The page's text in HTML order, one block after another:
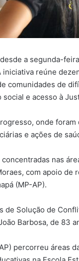
a segunda-
reúne
comunidades de
e acesso à
onde
e ações de
nas
com apoio de
(MP-AP).
de Solução de
Barbosa, de 83
percorreu áreas